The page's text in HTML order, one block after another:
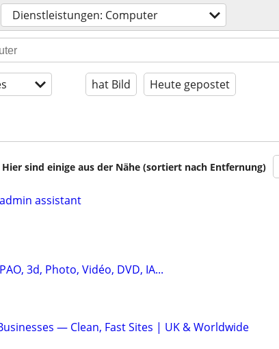
Dienstleistungen: Computer
hat Bild Heute gepostet
sind einige aus der Nähe (sortiert nach Entfernung)
assistant
3d, Photo, Vidéo, DVD, IA...
— Clean, Fast Sites | UK & Worldwide